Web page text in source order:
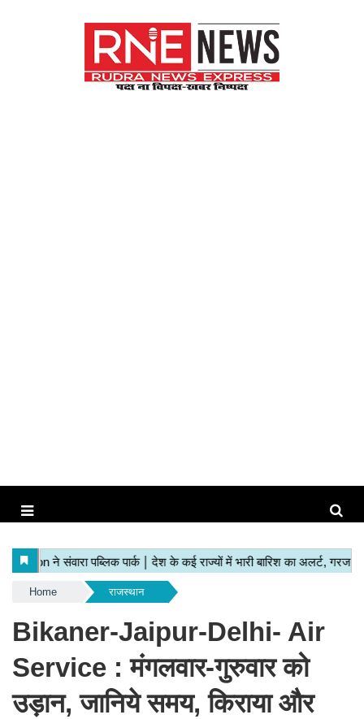
Home राजस्थान
Bikaner-Jaipur-Delhi- Air
Service : मंगलवार-गुरुवार को
उड़ान, जानिये समय, किराया और